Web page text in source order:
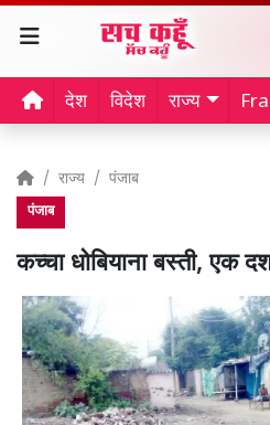
देश विदेश राज्य
राज्य पंजाब
पंजाब
कच्चा धोबियाना बस्ती, एक